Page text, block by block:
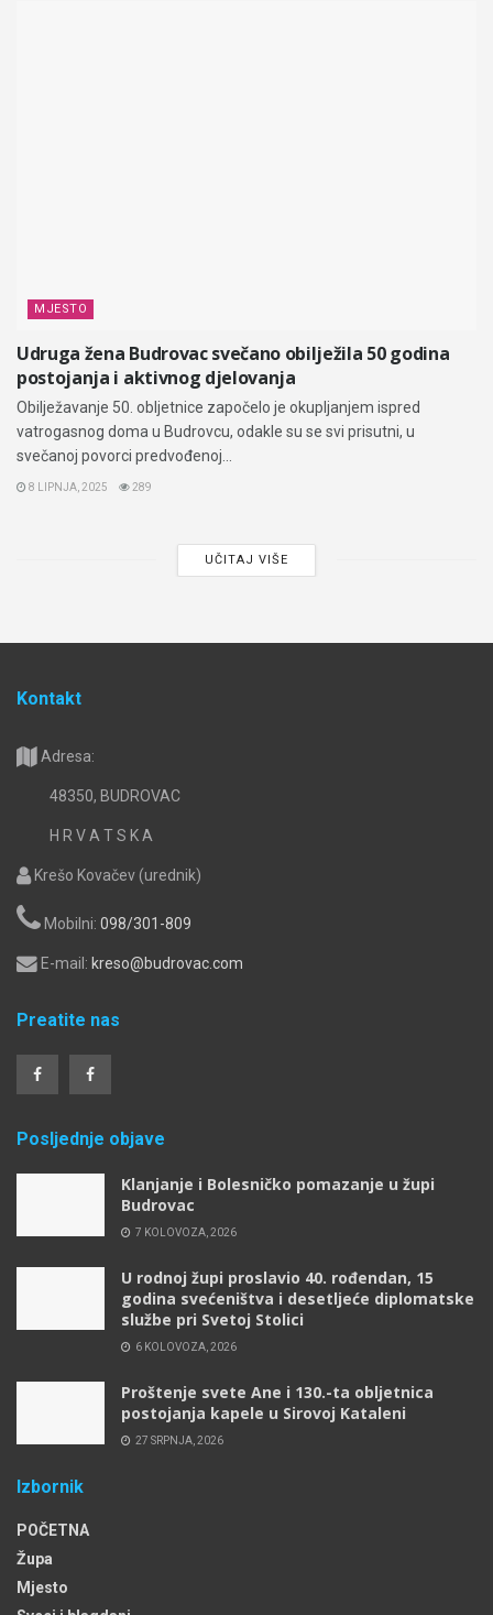
MJESTO
Udruga žena Budrovac svečano obilježila 50 godina
postojanja i aktivnog djelovanja
Obilježavanje 50. obljetnice započelo je okupljanjem ispred
vatrogasnog doma u Budrovcu, odakle su se svi prisutni, u
svečanoj povorci predvođenoj...
8 LIPNJA, 2025 289
UČITAJ VIŠE
Kontakt
Adresa:
48350, BUDROVAC
H R V A T S K A
Krešo Kovačev (urednik)
Mobilni: 098/301-809
E-mail: kreso@budrovac.com
Preatite nas
Posljednje objave
Klanjanje i Bolesničko pomazanje u župi
Budrovac
7 KOLOVOZA, 2026
U rodnoj župi proslavio 40. rođendan, 15
godina svećeništva i desetljeće diplomatske
službe pri Svetoj Stolici
6 KOLOVOZA, 2026
Proštenje svete Ane i 130.-ta obljetnica
postojanja kapele u Sirovoj Kataleni
27 SRPNJA, 2026
Izbornik
POČETNA
Župa
Mjesto